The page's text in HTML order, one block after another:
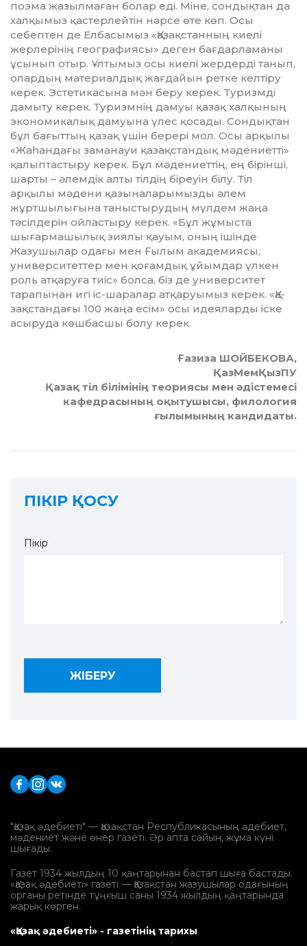
поэма жазыл­маған болар еді. Міне, сондықтан да
хал­қымыз қастерлейтін нәрсе өте көп. Осы
себептен де Елбасымыз «Қазақстанның киелі
жерлерінің географиясы» деген бағдарламаны
ұсынып отыр. Ұлтымыз осы киелі жердерді танып,
олардың материал­дық жағдайын ретке келтіру
керек. Эстетикасына мән беру керек. Туризмді
дамыту керек. Туризмнің дамуы қазақ хал­­­қы­­ның
экономикалық дамуына үлес қосады. Сон­дықтан
бұл бағыттың қазақ үшін бе­рері мол. Осы арқылы
«Жаһандағы заманауи қазақстандық мәдениетті»
қалып­тас­тыру керек. Бұл мәдениеттің, ең бі­­рін­ші,
шарты – әлемдік алты тілдің біреуін білу. Тіл
арқылы мәдени қазына­ла­ры­мызды әлем
жұртшылығына танысты­рудың мүлдем жаңа
тәсілдерін ойластыру керек. «Бұл жұмыста
шығармашылық зиялы қауым, оның ішінде
Жазушылар одағы мен Ғылым академиясы,
университеттер мен қоғам­дық ұйымдар үлкен
роль атқаруға тиіс» болса, біз де университет
тарапынан игі іс-шаралар атқаруымыз керек. «Қа­
зақ­стан­дағы 100 жаңа есім» осы идеяларды іс­ке
асыруда көшбасшы болу керек.
Ғазиза ШОЙБЕКОВА,
ҚазМемҚызПУ
Қазақ тіл білімінің теориясы мен әдістемесі
кафедрасының оқытушысы, филология
ғылымының кандидаты.
ПІКІР ҚОСУ
Пікір
"Қазақ әдебиеті" — Қазақстан Республикасының әдебиет,
мәдениет және өнер газеті. Әр апта сайын, жұма күні
шығады.
Газет 1934 жылдың 10 қаңтарынан бастап шыға бастады.
«Қазақ әдебиеті» газеті — Қазақстан жазушылар одағының
органы ретінде тұңғыш саны 1934 жылдың қаңтарында
жарық көрген.
«Қазақ әдебиеті» - газетінің тарихы